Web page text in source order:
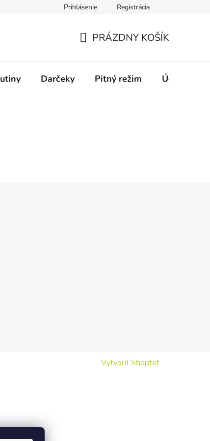
Prihlásenie Registrácia
KOŠÍK
PRÁZDNY KOŠÍK
Darčeky Pitný režim Údržba
Vytvoril Shoptet